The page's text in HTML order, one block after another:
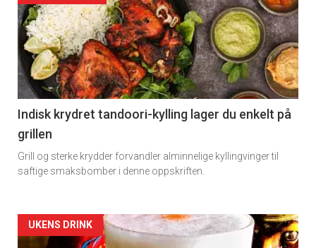
Indisk krydret tandoori-kylling lager du enkelt på
grillen
Grill og sterke krydder forvandler alminnelige kyllingvinger til
saftige smaksbomber i denne oppskriften.
Forsiden
UKENS DRINK